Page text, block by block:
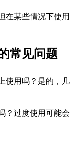
在某些情况下使用
常见问题
使用吗？是的，几
？过度使用可能会